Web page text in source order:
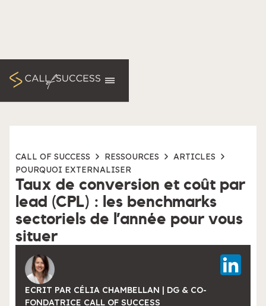
CALL OF SUCCESS RESSOURCES
ARTICLES
POURQUOI EXTERNALISER
Taux de conversion et coût par
lead (CPL) : les benchmarks
sectoriels de l’année pour vous
situer
ECRIT PAR CÉLIA CHAMBELLAN | DG & CO-
FONDATRICE CALL OF SUCCESS